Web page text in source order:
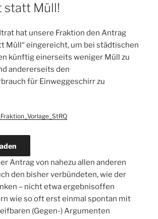
statt Müll!
hat unsere Fraktion den Antrag
Müll“ eingereicht, um bei städtischen
künftig einerseits weniger Müll zu
andererseits den
für Einweggeschirr zu
Antrag von nahezu allen anderen
den bisher verbündeten, wie der
– nicht etwa ergebnisoffen
wie so oft erst einmal spontan mit
(Gegen-) Argumenten